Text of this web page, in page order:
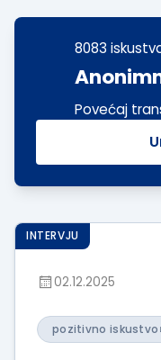
8083
Povećaj
INTERVJU
02.12.2025
pozitivno iskustvo